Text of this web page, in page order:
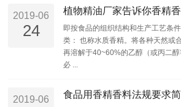
2019-06
24
植物精油厂家告诉你香精
即按食品的组织结构和生产工艺条
类： 也称水质香精。将各种天然或
再溶解于40~60%的乙醇（或丙二醇
必 ...
2019-06 食品用香精香料法规要求